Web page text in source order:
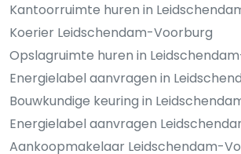
Kantoorruimte huren in
Koerier Leidschendam-Voorburg
Opslagruimte huren in
Energielabel aanvragen in
Bouwkundige keuring in
Energielabel aanvragen
Aankoopmakelaar Leidschendam-